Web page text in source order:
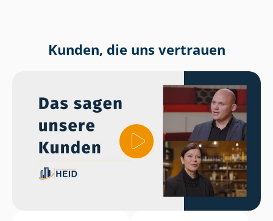
Kunden, die uns vertrauen